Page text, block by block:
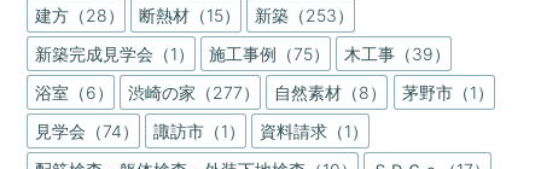
建方（28）
断熱材（15）
新築（253）
新築完成見学会（1）
施工事例（75）
木工事（39）
浴室（6）
渋崎の家（277） 自然素材（8）
茅野市（1）
見学会（74）
諏訪市（1）
資料請求（1）